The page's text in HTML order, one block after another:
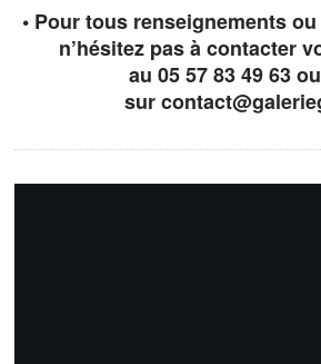
• Pour tous renseignements
n’hésitez pas à contacter
au 05 57 83 49 63
sur